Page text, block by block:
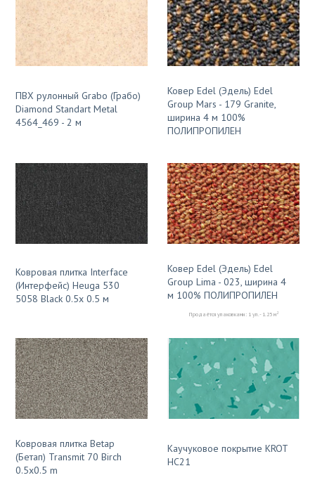
ПВХ рулонный Grabo (Грабо)
Diamond Standart Metal
4564_469 - 2 м
Ковер Edel (Эдель) Edel
Group Mars - 179 Granite,
ширина 4 м 100%
ПОЛИПРОПИЛЕН
Ковровая плитка Interface
(Интерфейс) Heuga 530
5058 Black 0.5x 0.5 м
Ковер Edel (Эдель) Edel
Group Lima - 023, ширина 4
м 100% ПОЛИПРОПИЛЕН
Продаётся упаковками: 1 уп. - 1.25 м2
Ковровая плитка Betap
(Бетап) Transmit 70 Birch
0.5x0.5 m
Каучуковое покрытие KROT
HC21